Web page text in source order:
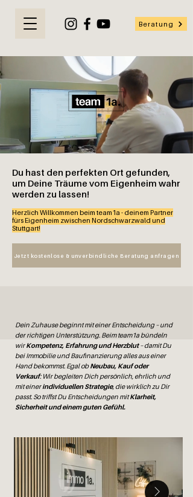
Beratung
Du hast den perfekten Ort gefunden,
um Deine Träume vom Eigenheim wahr
werden zu lassen!
Herzlich Willkommen beim team1a - deinem Partner
fürs Eigenheim zwischen Nordschwarzwald und
Stuttgart!
Jetzt kostenlose & unverbindliche Beratung anfragen
Dein Zuhause beginnt mit einer Entscheidung – und
der richtigen Unterstützung. Beim team1a bündeln
wirKompetenz, Erfahrung und Herzblut – damit Du
bei Immobilie und Baufinanzierung alles aus einer
Hand bekommst. Egal obNeubau, Kauf oder
Verkauf: Wir begleiten Dich persönlich, ehrlich und
mit einerindividuellen Strategie, die wirklich zu Dir
passt. So triffst Du Entscheidungen mitKlarheit,
Sicherheit und einem guten Gefühl.